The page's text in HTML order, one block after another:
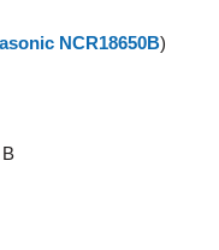
NCR18650B)
B